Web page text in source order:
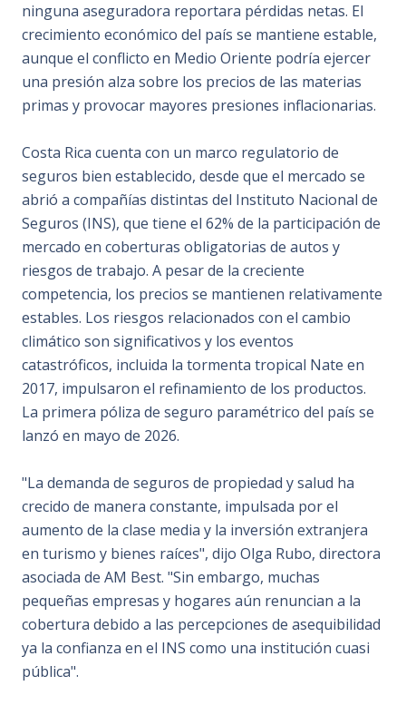
ninguna aseguradora reportara pérdidas netas. El
crecimiento económico del país se mantiene estable,
aunque el conflicto en Medio Oriente podría ejercer
una presión alza sobre los precios de las materias
primas y provocar mayores presiones inflacionarias.
Costa Rica cuenta con un marco regulatorio de
seguros bien establecido, desde que el mercado se
abrió a compañías distintas del Instituto Nacional de
Seguros (INS), que tiene el 62% de la participación de
mercado en coberturas obligatorias de autos y
riesgos de trabajo. A pesar de la creciente
competencia, los precios se mantienen relativamente
estables. Los riesgos relacionados con el cambio
climático son significativos y los eventos
catastróficos, incluida la tormenta tropical Nate en
2017, impulsaron el refinamiento de los productos.
La primera póliza de seguro paramétrico del país se
lanzó en mayo de 2026.
"La demanda de seguros de propiedad y salud ha
crecido de manera constante, impulsada por el
aumento de la clase media y la inversión extranjera
en turismo y bienes raíces", dijo Olga Rubo, directora
asociada de AM Best. "Sin embargo, muchas
pequeñas empresas y hogares aún renuncian a la
cobertura debido a las percepciones de asequibilidad
ya la confianza en el INS como una institución cuasi
pública".